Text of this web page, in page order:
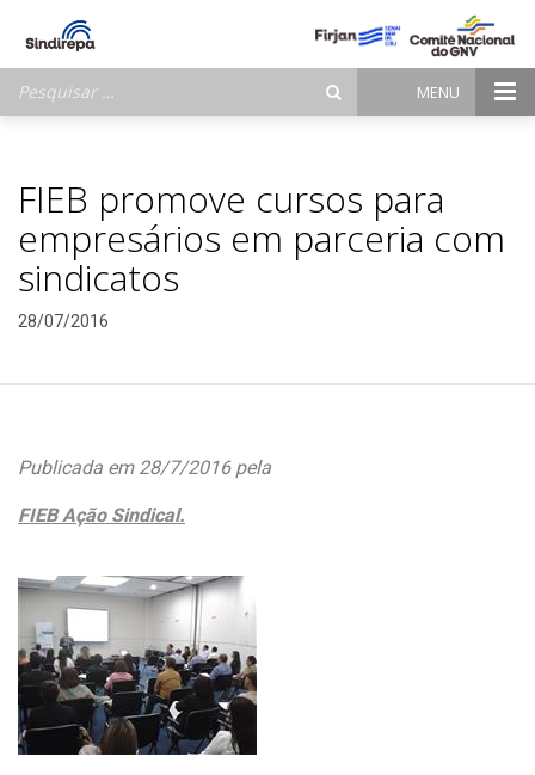
por:
MENU
FIEB promove cursos para
empresários em parceria com
sindicatos
28/07/2016
Publicada em 28/7/2016 pela
FIEB Ação Sindical.